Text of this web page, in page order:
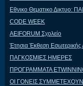
Εθνικο Θεματικο Δικτυο:
CODE WEEK
AEIFORUM Σχολείο
Έτησια Έκθεση Εσωτερικής
ΠΑΓΚΟΣΜΙΕΣ ΗΜΕΡΕΣ
ΠΡΟΓΡΑΜΜΑΤΑ
ΟΙ ΓΟΝΕΙΣ ΣΥΜΜΕΤΕΧΟΥΝ